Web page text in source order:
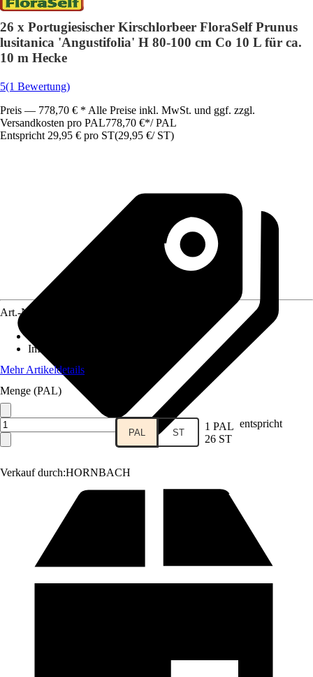
26 x Portugiesischer Kirschlorbeer FloraSelf Prunus
lusitanica 'Angustifolia' H 80-100 cm Co 10 L für ca.
10 m Hecke
5(1 Bewertung)
Preis — 778,70 € * Alle Preise inkl. MwSt. und ggf. zzgl.
Versandkosten pro PAL778,70 €*/ PAL
Entspricht 29,95 € pro ST(29,95 €/ ST)
Verkauf durch:HORNBACH
Art.-Nr.
Immergrün
Mehr Artikeldetails
Menge (PAL)
PAL ST 1 PAL entspricht
26 ST